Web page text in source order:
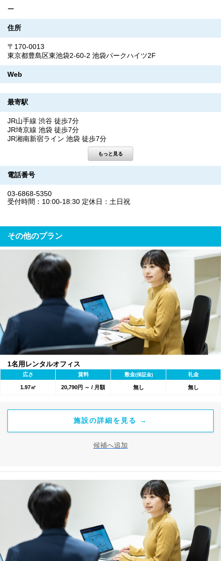
ー
住所
〒170-0013
東京都豊島区東池袋2-60-2 池袋パークハイツ2F
Web
最寄駅
JR山手線 渋谷 徒歩7分
JR埼京線 池袋 徒歩7分
JR湘南新宿ライン 池袋 徒歩7分
電話番号
03-6868-5350
受付時間：10:00-18:30 定休日：土日祝
その他のプラン
1名用レンタルオフィス
広さ 賃料 敷金(保証金) 礼金
1.97㎡ 20,790円 ～ / 月額 無し 無し
施設の詳細を見る →
候補へ追加